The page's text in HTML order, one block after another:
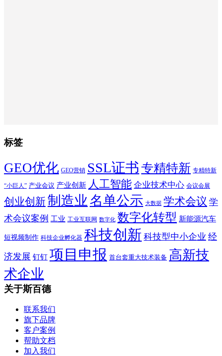
标签
GEO优化 GEO营销 SSL证书 专精特新 专精特新
“小巨人” 产业会议 产业创新 人工智能 企业技术中心 会议会展
创业创新制造业 名单公示 大数据 学术会议 学
术会议案例 工业 工业互联网 数字化 数字化转型 新能源汽车
短视频制作 科技企业孵化器 科技创新 科技型中小企业 经
济发展 钉钉 项目申报 首台套重大技术装备 高新技
术企业
关于斯百德
联系我们
旗下品牌
客户案例
帮助文档
加入我们